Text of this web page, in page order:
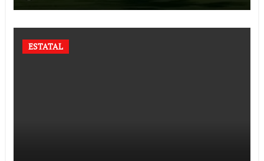
ESTATAL